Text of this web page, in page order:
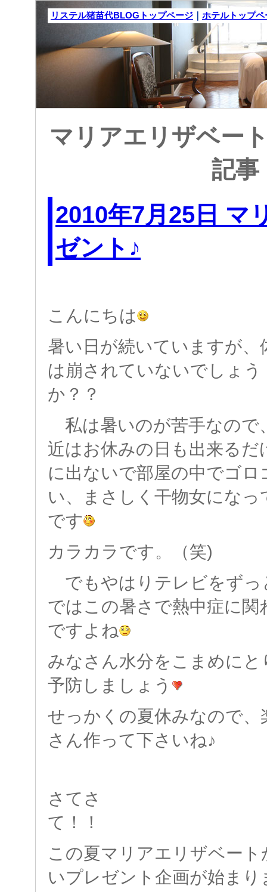
リステル猪苗代BLOGトップページ ｜ ホテルトップペ
マリアエリザベー
記事
2010年7月25日 マ
ゼント♪
こんにちは
暑い日が続いていますが、
は崩されていないでしょう
か？？
私は暑いのが苦手なので
近はお休みの日も出来るだ
に出ないで部屋の中でゴ
い、まさしく干物女にな
です
カラカラです。（笑)
でもやはりテレビをずっ
ではこの暑さで熱中症に
ですよね
みなさん水分をこまめに
予防しましょう
せっかくの夏休みなので
さん作って下さいね♪
さてさ
て
この夏マリアエリザベー
いプレゼント企画が始まり